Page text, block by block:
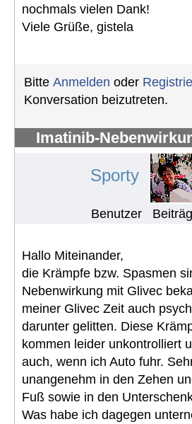
nochmals vielen Dank!
Viele Grüße, gistela
Bitte Anmelden oder
Konversation beizutreten.
Imatinib-
Sporty
Benutzer
Hallo Miteinander,
die Krämpfe bzw. Spasmen
Nebenwirkung mit Glivec
meiner Glivec Zeit auch
darunter gelitten. Diese
kommen leider unkontrolliert
auch, wenn ich Auto fuhr.
unangenehm in den Zehen
Fuß sowie in den
Was habe ich dagegen